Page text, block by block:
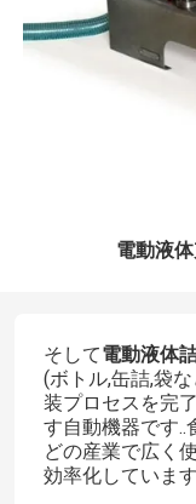
電動液
そして電動液体
(ボトル,缶詰,袋
装プロセスを完
す自動機器です..
どの産業で広く
効率化していま